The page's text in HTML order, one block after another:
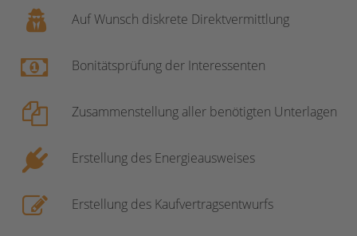
Auf Wunsch diskrete Direktvermittlung
Bonitätsprüfung der Interessenten
Zusammenstellung aller benötigten Unterlagen
Erstellung des Energieausweises
Erstellung des Kaufvertragsentwurfs